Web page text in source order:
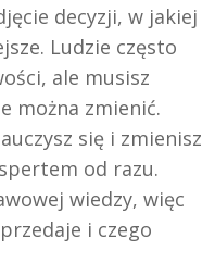
decyzji, w jakiej
Ludzie często
ale musisz
można zmienić.
się i zmienisz
od razu.
wiedzy, więc
i czego